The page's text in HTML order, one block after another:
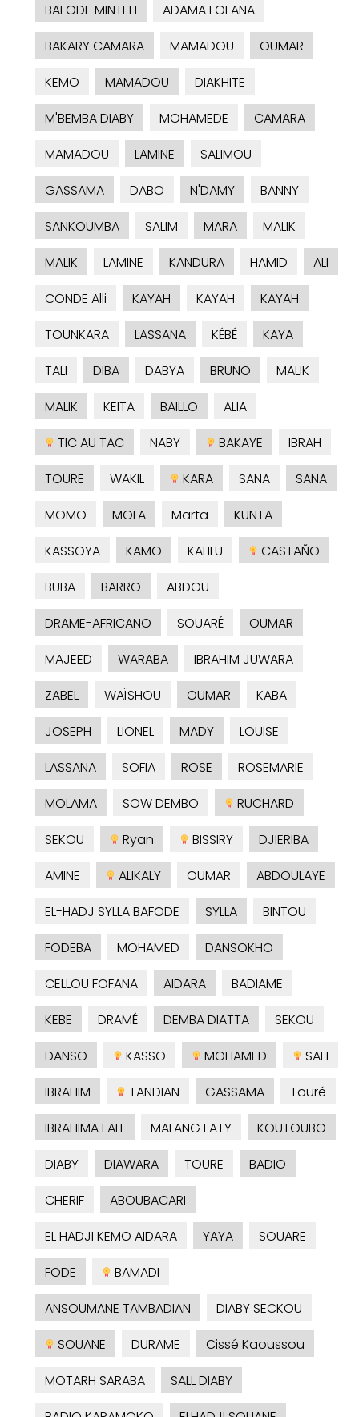
BAFODE MINTEH
ADAMA FOFANA
BAKARY CAMARA
MAMADOU
OUMAR
KEMO
MAMADOU
DIAKHITE
M'BEMBA DIABY
MOHAMEDE
CAMARA
MAMADOU
LAMINE
SALIMOU
GASSAMA
DABO N'DAMY
BANNY
SANKOUMBA
SALIM MARA
MALIK
MALIK
LAMINE KANDURA HAMID
ALI
CONDE Alli
KAYAH KAYAH
KAYAH
TOUNKARA
LASSANA KÉBÉ
KAYA
TALI
DIBA DABYA BRUNO
MALIK
MALIK
KEITA BAILLO
ALIA
TIC AU TAC
NABY BAKAYE
IBRAH
TOURE
WAKIL KARA SANA
SANA
MOMO
MOLA Marta
KUNTA
KASSOYA
KAMO KALILU
CASTAÑO
BUBA
BARRO
ABDOU
DRAME-AFRICANO
SOUARÉ
OUMAR
MAJEED
WARABA
IBRAHIM JUWARA
ZABEL
WAÏSHOU OUMAR
KABA
JOSEPH
LIONEL MADY
LOUISE
LASSANA
SOFIA ROSE
ROSEMARIE
MOLAMA
SOW DEMBO
RUCHARD
SEKOU
Ryan BISSIRY
DJIERIBA
AMINE
ALIKALY OUMAR
ABDOULAYE
EL-HADJ SYLLA BAFODE
SYLLA
BINTOU
FODEBA
MOHAMED
DANSOKHO
CELLOU FOFANA
AIDARA
BADIAME
KEBE
DRAMÉ DEMBA DIATTA
SEKOU
DANSO
KASSO MOHAMED
SAFI
IBRAHIM
TANDIAN GASSAMA
Touré
IBRAHIMA FALL
MALANG FATY
KOUTOUBO
DIABY
DIAWARA TOURE
BADIO
CHERIF
ABOUBACARI
EL HADJI KEMO AIDARA
YAYA
SOUARE
FODE
BAMADI
ANSOUMANE TAMBADIAN
DIABY SECKOU
SOUANE
DURAME
Cissé Kaoussou
MOTARH SARABA
SALL DIABY